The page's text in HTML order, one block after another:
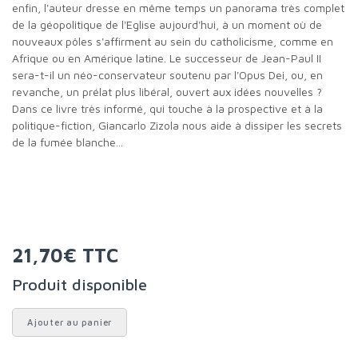
enfin, l'auteur dresse en même temps un panorama très complet
de la géopolitique de l'Eglise aujourd'hui, à un moment où de
nouveaux pôles s'affirment au sein du catholicisme, comme en
Afrique ou en Amérique latine. Le successeur de Jean-Paul II
sera-t-il un néo-conservateur soutenu par l'Opus Dei, ou, en
revanche, un prélat plus libéral, ouvert aux idées nouvelles ?
Dans ce livre très informé, qui touche à la prospective et à la
politique-fiction, Giancarlo Zizola nous aide à dissiper les secrets
de la fumée blanche...
21,70€ TTC
Produit disponible
Ajouter au panier